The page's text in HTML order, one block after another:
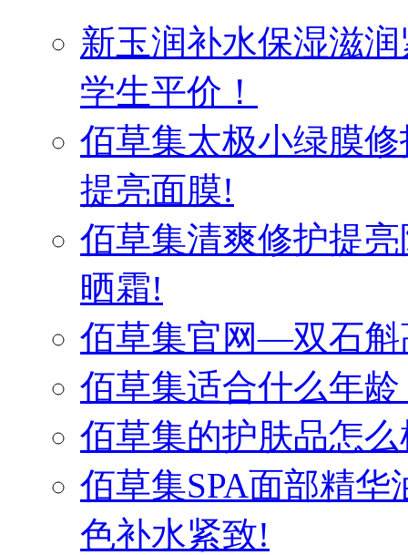
新玉润补水保湿滋
学生平价！
佰草集太极小绿膜
提亮面膜!
佰草集清爽修护提
晒霜!
佰草集官网—双石斛
佰草集适合什么年龄
佰草集的护肤品怎
佰草集SPA面部精
色补水紧致!